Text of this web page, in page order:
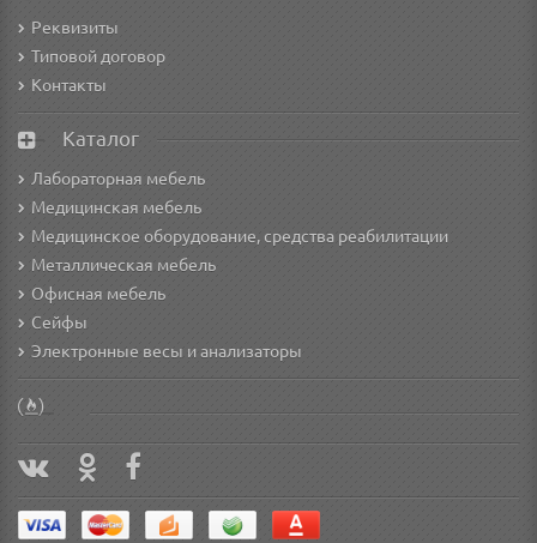
Реквизиты
Типовой договор
Контакты
Каталог
Лабораторная мебель
Медицинская мебель
Медицинское оборудование, средства реабилитации
Металлическая мебель
Офисная мебель
Сейфы
Электронные весы и анализаторы